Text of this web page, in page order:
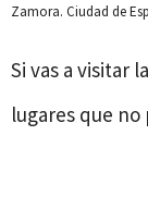
Zamora. Ciudad de
Si vas a visitar
lugares que